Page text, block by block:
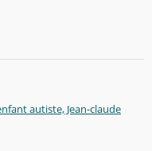
autiste, Jean-claude